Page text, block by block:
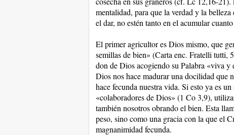
mentalidad, para que la verdad y la
el dar, no estén tanto en el acumular
El primer agricultor es Dios mismo, que
semillas de bien» (Carta enc. Fratelli tutti,
don de Dios acogiendo su Palabra «viva
Dios nos hace madurar una docilidad que
hace fecunda nuestra vida. Si esto ya es
«colaboradores de Dios» (1 Co 3,9),
también nosotros obrando el bien. Esta
peso, sino como una gracia con la que el
magnanimidad fecunda.